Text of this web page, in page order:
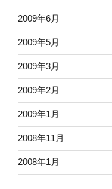
2009年6月
2009年5月
2009年3月
2009年2月
2009年1月
2008年11月
2008年1月